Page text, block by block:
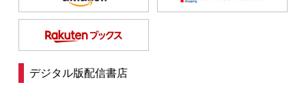
デジタル版配信書店